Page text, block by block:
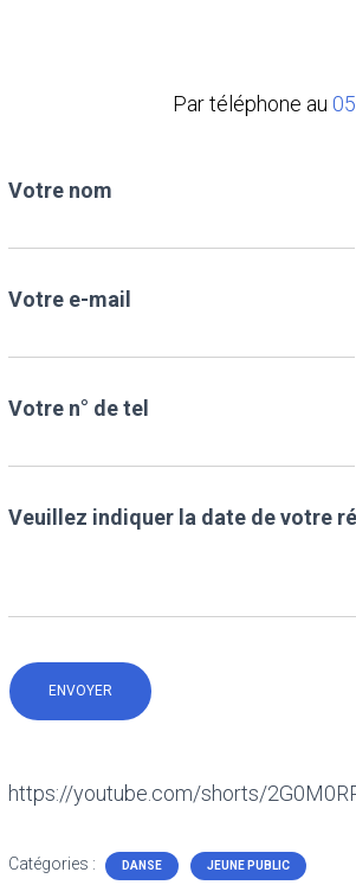
Par téléphone au
Votre nom
Votre e-mail
Votre n° de tel
Veuillez indiquer la date de votre
https://youtube.com/shorts/
Catégories : DANSE JEUNE PUBLIC